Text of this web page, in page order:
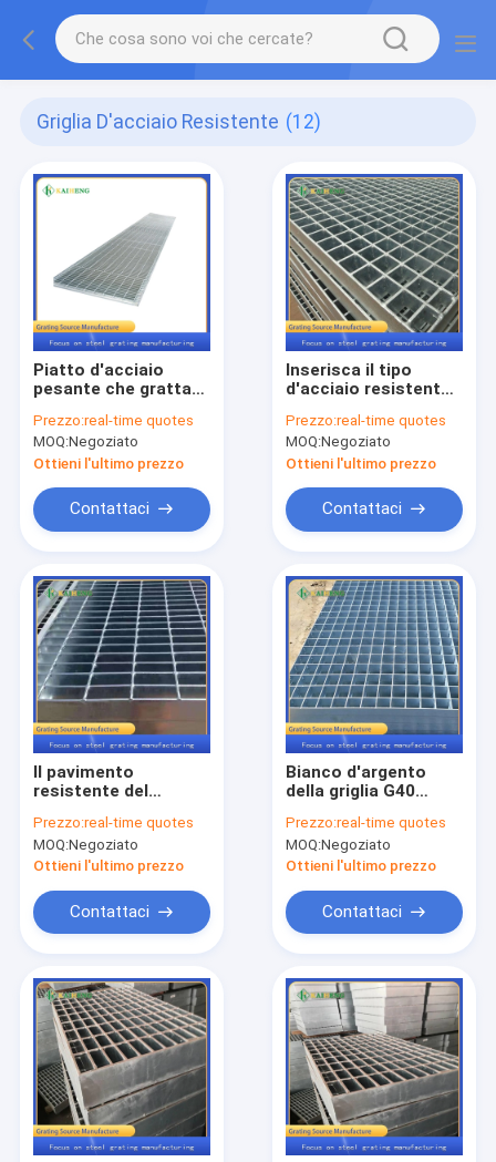
Griglia D'acciaio Resistente (12)
Piatto d'acciaio
pesante che gratta
Prezzo:real-time quotes
MOQ:Negoziato
Ottieni l'ultimo prezzo
Contattaci
Inserisca il tipo
d'acciaio resistente
G758/40/100 del
metallo
Prezzo:real-time quotes
MOQ:Negoziato
Ottieni l'ultimo prezzo
Contattaci
Il pavimento
resistente del
gratta il acciaio al
carbonio Q235
Prezzo:real-time quotes
MOQ:Negoziato
Ottieni l'ultimo prezzo
Contattaci
Bianco d'argento
della griglia G40
resistente di Antivari
Prezzo:real-time quotes
MOQ:Negoziato
Ottieni l'ultimo prezzo
Contattaci